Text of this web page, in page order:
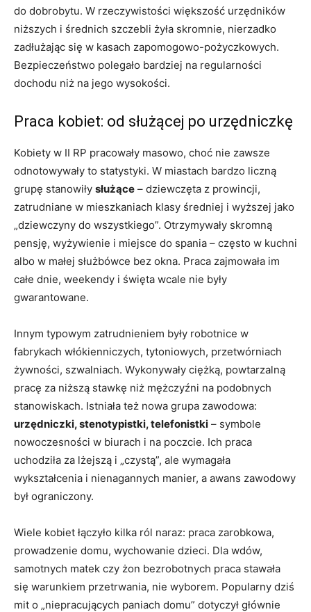
do dobrobytu. W rzeczywistości większość urzędników
niższych i średnich szczebli żyła skromnie, nierzadko
zadłużając się w kasach zapomogowo-pożyczkowych.
Bezpieczeństwo polegało bardziej na regularności
dochodu niż na jego wysokości.
Praca kobiet: od służącej po urzędniczkę
Kobiety w II RP pracowały masowo, choć nie zawsze
odnotowywały to statystyki. W miastach bardzo liczną
grupę stanowiły służące – dziewczęta z prowincji,
zatrudniane w mieszkaniach klasy średniej i wyższej jako
„dziewczyny do wszystkiego”. Otrzymywały skromną
pensję, wyżywienie i miejsce do spania – często w kuchni
albo w małej służbówce bez okna. Praca zajmowała im
całe dnie, weekendy i święta wcale nie były
gwarantowane.
Innym typowym zatrudnieniem były robotnice w
fabrykach włókienniczych, tytoniowych, przetwórniach
żywności, szwalniach. Wykonywały ciężką, powtarzalną
pracę za niższą stawkę niż mężczyźni na podobnych
stanowiskach. Istniała też nowa grupa zawodowa:
urzędniczki, stenotypistki, telefonistki – symbole
nowoczesności w biurach i na poczcie. Ich praca
uchodziła za lżejszą i „czystą”, ale wymagała
wykształcenia i nienagannych manier, a awans zawodowy
był ograniczony.
Wiele kobiet łączyło kilka ról naraz: praca zarobkowa,
prowadzenie domu, wychowanie dzieci. Dla wdów,
samotnych matek czy żon bezrobotnych praca stawała
się warunkiem przetrwania, nie wyborem. Popularny dziś
mit o „niepracujących paniach domu” dotyczył głównie